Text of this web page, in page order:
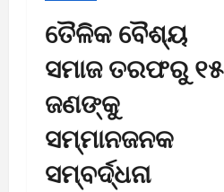
ତୈଳିକ ବୈଶ୍ୟ
ସମାଜ ତରଫରୁ ୧୫
ଜଣଙ୍କୁ
ସମ୍ମାନଜନକ
ସମ୍ବର୍ଦ୍ଧନା